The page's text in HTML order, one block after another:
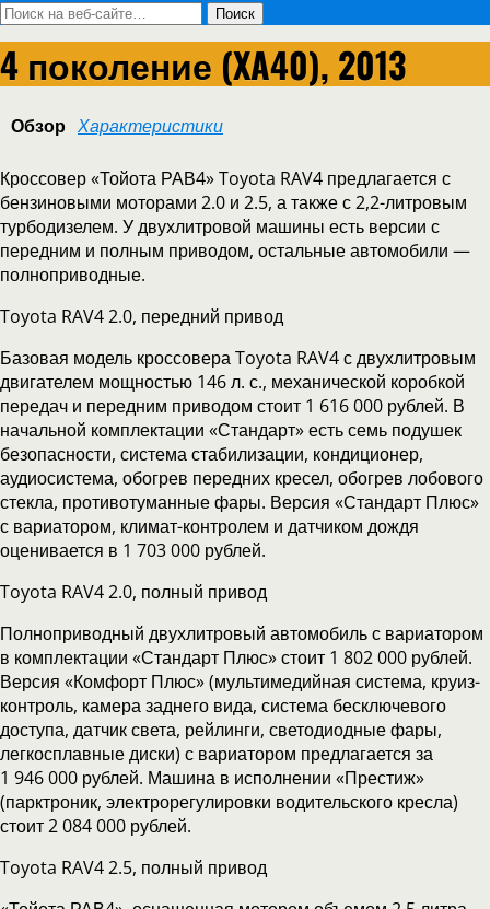
4 поколение (XA40), 2013
Обзор Характеристики
Кроссовер «Тойота РАВ4» Toyota RAV4 предлагается с
бензиновыми моторами 2.0 и 2.5, а также с 2,2-литровым
турбодизелем. У двухлитровой машины есть версии с
передним и полным приводом, остальные автомобили —
полноприводные.
Toyota RAV4 2.0, передний привод
Базовая модель кроссовера Toyota RAV4 с двухлитровым
двигателем мощностью 146 л. с., механической коробкой
передач и передним приводом стоит 1 616 000 рублей. В
начальной комплектации «Стандарт» есть семь подушек
безопасности, система стабилизации, кондиционер,
аудиосистема, обогрев передних кресел, обогрев лобового
стекла, противотуманные фары. Версия «Стандарт Плюс»
с вариатором, климат-контролем и датчиком дождя
оценивается в 1 703 000 рублей.
Toyota RAV4 2.0, полный привод
Полноприводный двухлитровый автомобиль с вариатором
в комплектации «Стандарт Плюс» стоит 1 802 000 рублей.
Версия «Комфорт Плюс» (мультимедийная система, круиз-
контроль, камера заднего вида, система бесключевого
доступа, датчик света, рейлинги, светодиодные фары,
легкосплавные диски) с вариатором предлагается за
1 946 000 рублей. Машина в исполнении «Престиж»
(парктроник, электрорегулировки водительского кресла)
стоит 2 084 000 рублей.
Toyota RAV4 2.5, полный привод